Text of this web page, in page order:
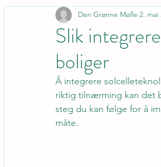
Slik
boliger
Den Grønne Mølle 2. mai
Å integrere
riktig tilnærming kan det
steg du kan følge for å
måte.